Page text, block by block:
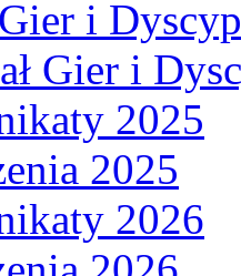
i
Gier i
2025
2025
2026